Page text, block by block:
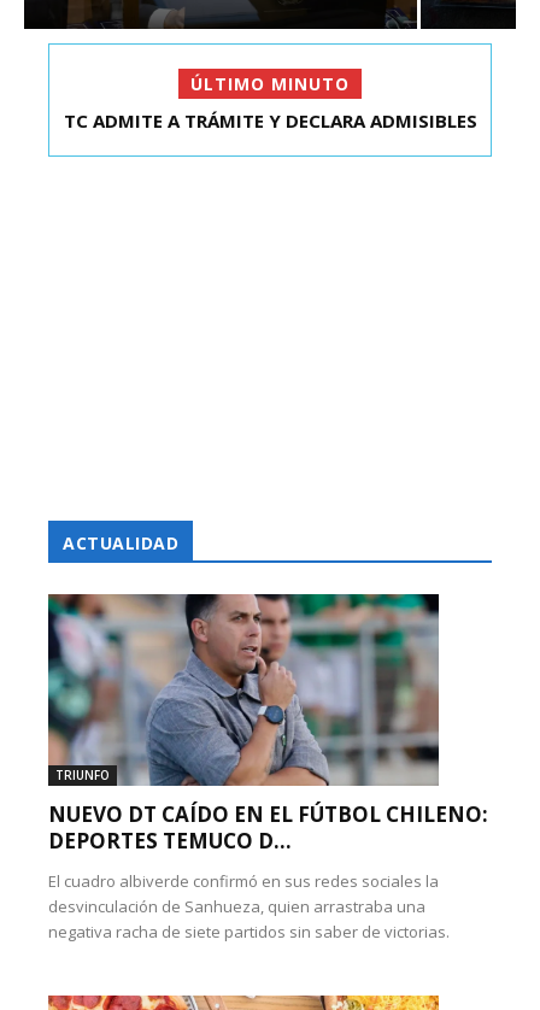
ÚLTIMO MINUTO
EXDIPUTADO LAVÍN SALIÓ DE CAPITÁN YÁBER
TC ADMITE A TRÁMITE Y DECLARA ADMISIBLES
ACTUALIDAD
TRIUNFO
NUEVO DT CAÍDO EN EL FÚTBOL CHILENO:
DEPORTES TEMUCO D...
El cuadro albiverde confirmó en sus redes sociales la
desvinculación de Sanhueza, quien arrastraba una
negativa racha de siete partidos sin saber de victorias.